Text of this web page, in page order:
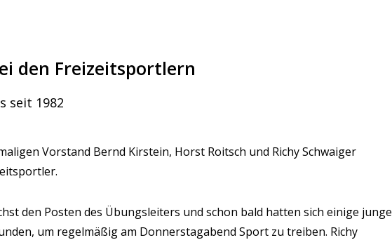
den Freizeitsportlern
seit 1982
Vorstand Bernd Kirstein, Horst Roitsch und Richy Schwaiger
den Posten des Übungsleiters und schon bald hatten sich einige junge
um regelmäßig am Donnerstagabend Sport zu treiben. Richy